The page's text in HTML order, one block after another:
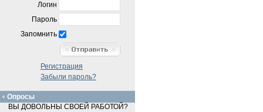
Логин
Пароль
Запомнить
Регистрация
Забыли пароль?
Опросы
ВЫ ДОВОЛЬНЫ СВОЕЙ РАБОТОЙ?